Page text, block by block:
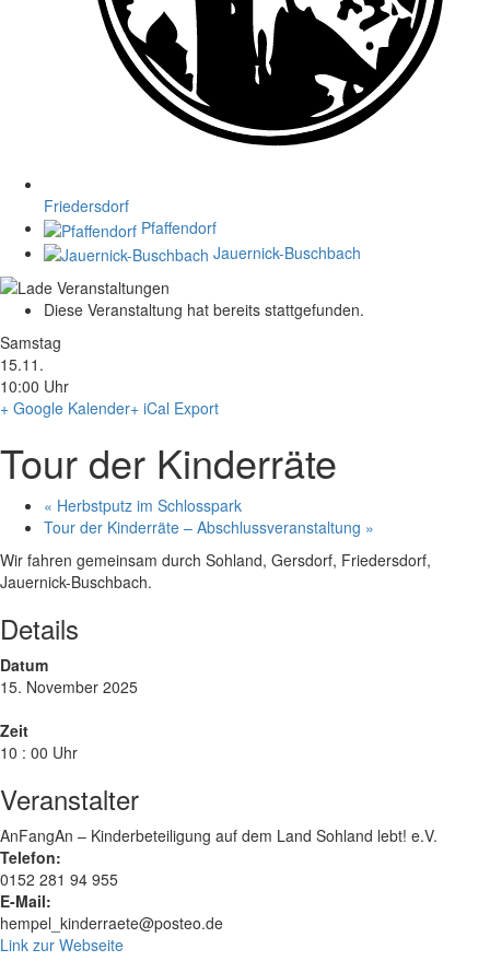
Friedersdorf
Pfaffendorf
Jauernick-Buschbach
Diese Veranstaltung hat bereits stattgefunden.
Samstag
15.11.
10:00 Uhr
+ Google Kalender+ iCal Export
Tour der Kinderräte
« Herbstputz im Schlosspark
Tour der Kinderräte – Abschlussveranstaltung »
Wir fahren gemeinsam durch Sohland, Gersdorf, Friedersdorf,
Jauernick-Buschbach.
Details
Datum
15. November 2025
Zeit
10 : 00 Uhr
Veranstalter
AnFangAn – Kinderbeteiligung auf dem Land Sohland lebt! e.V.
Telefon:
0152 281 94 955
E-Mail:
hempel_kinderraete@posteo.de
Link zur Webseite